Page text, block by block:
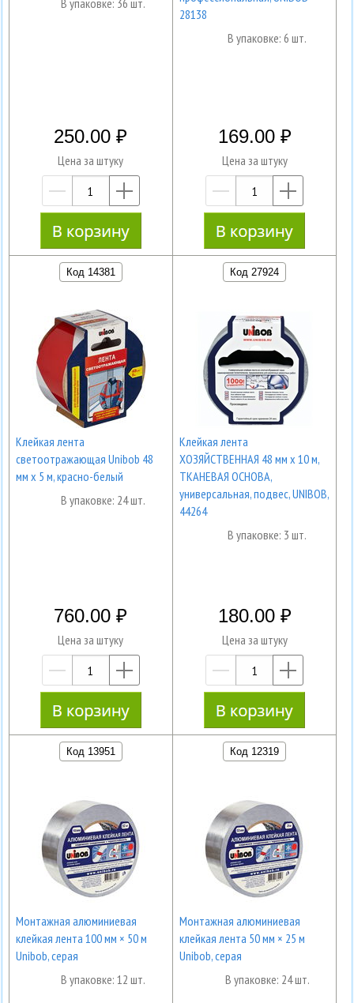
В упаковке: 36 шт.
250.00
Цена за штуку
—
28138
В упаковке: 6 шт.
169.00
Цена за штуку
—
Код 14381
Клейкая лента
светоотражающая Unibob 48
мм х 5 м, красно-белый
В упаковке: 24 шт.
760.00
Цена за штуку
—
Код 27924
Клейкая лента
ХОЗЯЙСТВЕННАЯ 48 мм х 10 м,
ТКАНЕВАЯ ОСНОВА,
универсальная, подвес, UNIBOB,
44264
В упаковке: 3 шт.
180.00
Цена за штуку
—
Код 13951
Монтажная алюминиевая
клейкая лента 100 мм × 50 м
Unibob, серая
В упаковке: 12 шт.
Код 12319
Монтажная алюминиевая
клейкая лента 50 мм × 25 м
Unibob, серая
В упаковке: 24 шт.